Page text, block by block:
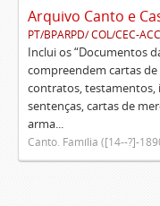
Arquivo Canto e
PT/BPARPD/ COL/CEC-ACC
Inclui os “Documentos
compreendem cartas
contratos, testamentos,
sentenças, cartas de
arma...
Canto. Família ([14--?]-